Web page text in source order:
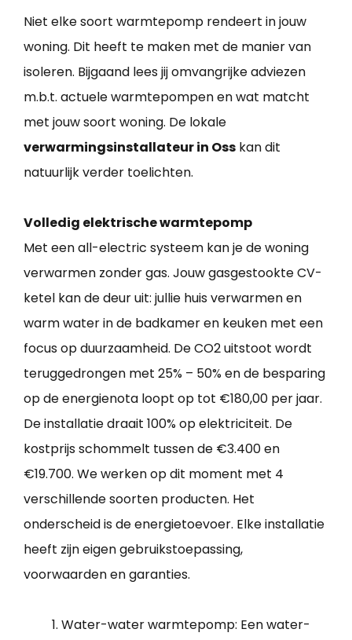
Niet elke soort warmtepomp rendeert in jouw
woning. Dit heeft te maken met de manier van
isoleren. Bijgaand lees jij omvangrijke adviezen
m.b.t. actuele warmtepompen en wat matcht
met jouw soort woning. De lokale
verwarmingsinstallateur in Oss kan dit
natuurlijk verder toelichten.
Volledig elektrische warmtepomp
Met een all-electric systeem kan je de woning
verwarmen zonder gas. Jouw gasgestookte CV-
ketel kan de deur uit: jullie huis verwarmen en
warm water in de badkamer en keuken met een
focus op duurzaamheid. De CO2 uitstoot wordt
teruggedrongen met 25% – 50% en de besparing
op de energienota loopt op tot €180,00 per jaar.
De installatie draait 100% op elektriciteit. De
kostprijs schommelt tussen de €3.400 en
€19.700. We werken op dit moment met 4
verschillende soorten producten. Het
onderscheid is de energietoevoer. Elke installatie
heeft zijn eigen gebruikstoepassing,
voorwaarden en garanties.
Water-water warmtepomp: Een water-